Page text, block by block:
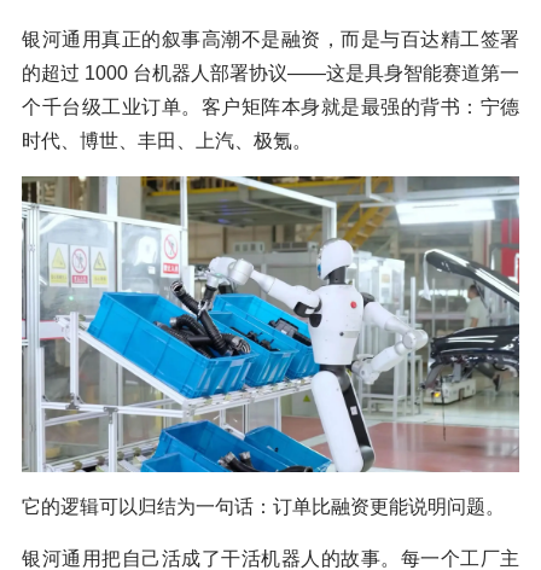
银河通用真正的叙事高潮不是融资，而是与百达精工签署
的超过 1000 台机器人部署协议——这是具身智能赛道第一
个千台级工业订单。客户矩阵本身就是最强的背书：宁德
时代、博世、丰田、上汽、极氪。
它的逻辑可以归结为一句话：订单比融资更能说明问题。
银河通用把自己活成了干活机器人的故事。每一个工厂主